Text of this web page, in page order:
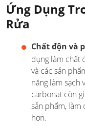
Ứng Dụng
Rửa
Chất độn và
dụng làm chất
và các sản
năng làm sạch
carbonat còn
sản phẩm, làm
hơn.